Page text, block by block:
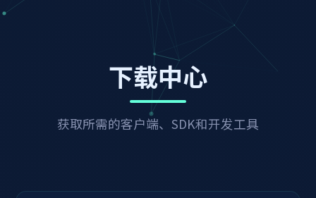
下载中心
获取所需的客户端、SDK和开发工具